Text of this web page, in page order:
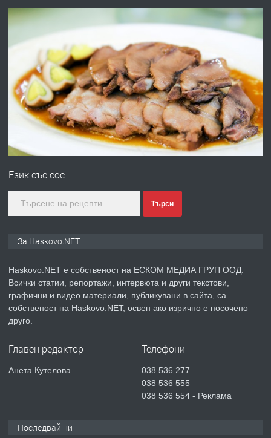
АПАРТАМЕНТ В ЦЕНТЪРА НА ГР.
ХАСКОВО
преди 3 дни
ПРЕДЛАГА Давам гараж под наем
преди 3 дни
ПРЕДЛАГА
№4120 Магазин/Офис под наем в кв.
преди 4 дни
ПРЕДЛАГА
Продавам парцел в гр. Хасково кв.
СГЛОБЯВАНЕ НА МЕБЕЛИ.
Език със сос
Търси
За Haskovo.NET
Haskovo.NET е собственост на ЕСКОМ МЕДИА ГРУП ООД.
Всички статии, репортажи, интервюта и други текстови,
графични и видео материали, публикувани в сайта, са
собственост на Haskovo.NET, освен ако изрично е посочено
друго.
Главен редактор
Анета Кутелова
Телефони
038 536 277
038 536 555
038 536 554 - Реклама
Последвай ни